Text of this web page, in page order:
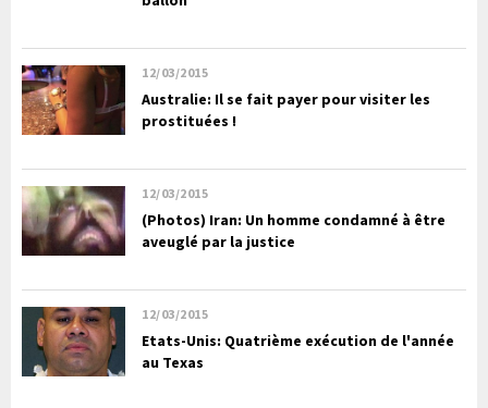
12/03/2015
Australie: Il se fait payer pour visiter les
prostituées !
12/03/2015
(Photos) Iran: Un homme condamné à être
aveuglé par la justice
12/03/2015
Etats-Unis: Quatrième exécution de l'année
au Texas